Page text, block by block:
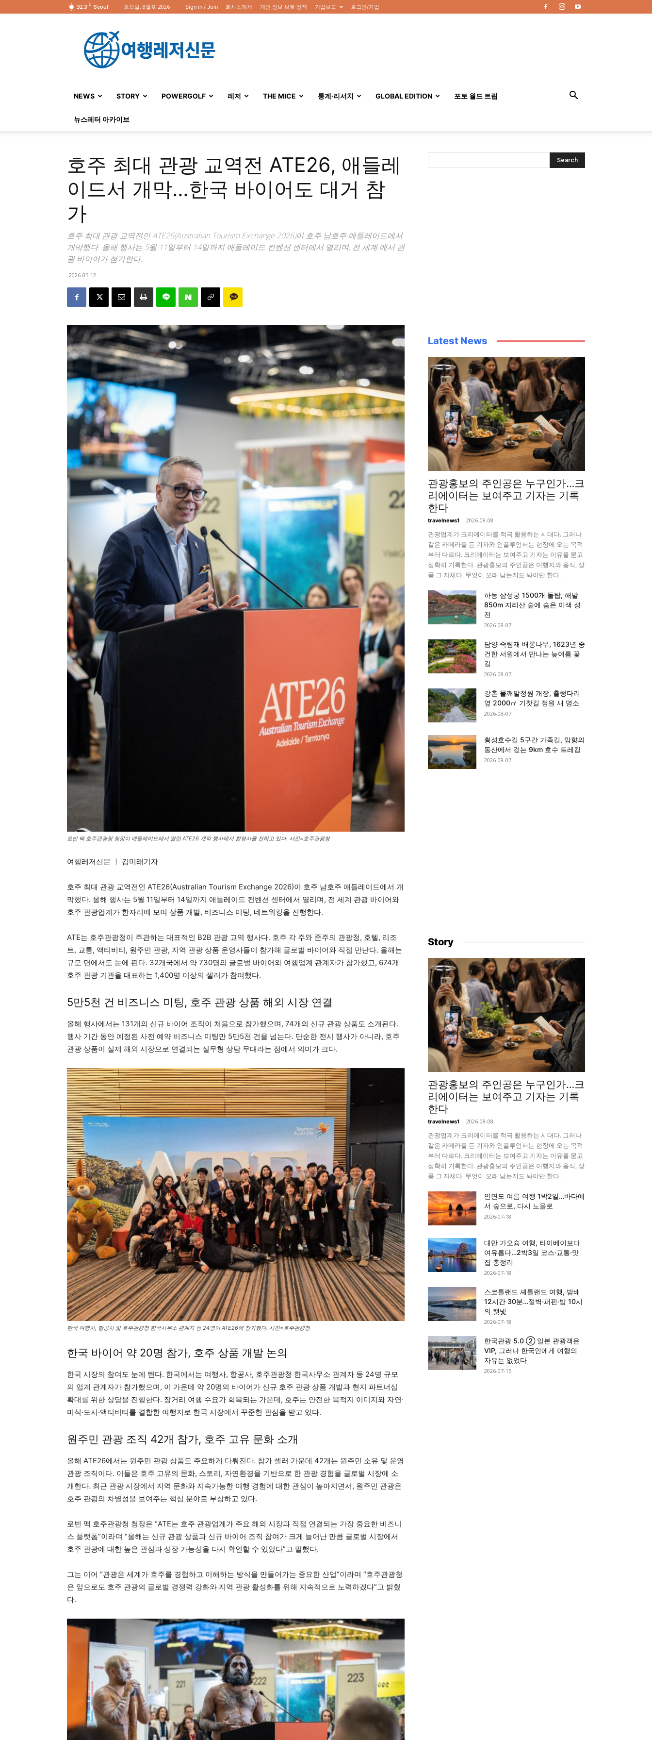
32.3 C Seoul 토요일, 8월 8, 2026 Sign in / Join 회사소개서 개인 정보 보호 정책 기업보도 로그인/가입
행
레
NEWS
STORY POWERGOLF 레저 THE MICE 통계·리서치 GLOBAL EDITION 포토 월드 트립
뉴스레터 아카이브
호주 최대 관광 교역전 ATE26, 애들레
이드서 개막…한국 바이어도 대거 참
가
호주 최대 관광 교역전인 ATE26(Australian Tourism Exchange 2026)이 호주 남호주 애들레이드에서
개막했다. 올해 행사는 5월 11일부터 14일까지 애들레이드 컨벤션 센터에서 열리며, 전 세계 에서 관
광 바이어가 첨가한다.
2026-05-12
로빈 맥 호주관광청 청장이 애들레이드에서 열린 ATE26 개막 행사에서 환영사를 전하고 있다. 사진=호주관광청
여행레저신문 ㅣ 김미래기자
호주 최대 관광 교역전인 ATE26(Australian Tourism Exchange 2026)이 호주 남호주 애들레이드에서 개
막했다. 올해 행사는 5월 11일부터 14일까지 애들레이드 컨벤션 센터에서 열리며, 전 세계 관광 바이어와
호주 관광업계가 한자리에 모여 상품 개발, 비즈니스 미팅, 네트워킹을 진행한다.
ATE는 호주관광청이 주관하는 대표적인 B2B 관광 교역 행사다. 호주 각 주와 준주의 관광청, 호텔, 리조
트, 교통, 액티비티, 원주민 관광, 지역 관광 상품 운영사들이 참가해 글로벌 바이어와 직접 만난다. 올해는
규모 면에서도 눈에 띈다. 32개국에서 약 730명의 글로벌 바이어와 여행업계 관계자가 참가했고, 674개
호주 관광 기관을 대표하는 1,400명 이상의 셀러가 참여했다.
5만5천 건 비즈니스 미팅, 호주 관광 상품 해외 시장 연결
올해 행사에서는 131개의 신규 바이어 조직이 처음으로 참가했으며, 74개의 신규 관광 상품도 소개된다.
행사 기간 동안 예정된 사전 예약 비즈니스 미팅만 5만5천 건을 넘는다. 단순한 전시 행사가 아니라, 호주
관광 상품이 실제 해외 시장으로 연결되는 실무형 상담 무대라는 점에서 의미가 크다.
한국 여행사, 항공사 및 호주관광청 한국사무소 관계자 등 24명이 ATE26에 참가했다. 사진=호주관광청
한국 바이어 약 20명 참가, 호주 상품 개발 논의
한국 시장의 참여도 눈에 띈다. 한국에서는 여행사, 항공사, 호주관광청 한국사무소 관계자 등 24명 규모
의 업계 관계자가 참가했으며, 이 가운데 약 20명의 바이어가 신규 호주 관광 상품 개발과 현지 파트너십
확대를 위한 상담을 진행한다. 장거리 여행 수요가 회복되는 가운데, 호주는 안전한 목적지 이미지와 자연·
미식·도시·액티비티를 결합한 여행지로 한국 시장에서 꾸준한 관심을 받고 있다.
원주민 관광 조직 42개 참가, 호주 고유 문화 소개
올해 ATE26에서는 원주민 관광 상품도 주요하게 다뤄진다. 참가 셀러 가운데 42개는 원주민 소유 및 운영
관광 조직이다. 이들은 호주 고유의 문화, 스토리, 자연환경을 기반으로 한 관광 경험을 글로벌 시장에 소
개한다. 최근 관광 시장에서 지역 문화와 지속가능한 여행 경험에 대한 관심이 높아지면서, 원주민 관광은
호주 관광의 차별성을 보여주는 핵심 분야로 부상하고 있다.
로빈 맥 호주관광청 청장은 “ATE는 호주 관광업계가 주요 해외 시장과 직접 연결되는 가장 중요한 비즈니
스 플랫폼”이라며 “올해는 신규 관광 상품과 신규 바이어 조직 참여가 크게 늘어난 만큼 글로벌 시장에서
호주 관광에 대한 높은 관심과 성장 가능성을 다시 확인할 수 있었다”고 말했다.
그는 이어 “관광은 세계가 호주를 경험하고 이해하는 방식을 만들어가는 중요한 산업”이라며 “호주관광청
은 앞으로도 호주 관광의 글로벌 경쟁력 강화와 지역 관광 활성화를 위해 지속적으로 노력하겠다”고 밝혔
다.
Latest News
관광홍보의 주인공은 누구인가…크
리에이터는 보여주고 기자는 기록
한다
travelnews1 - 2026-08-08
관광업계가 크리에이터를 적극 활용하는 시대다. 그러나
같은 카메라를 든 기자와 인플루언서는 현장에 오는 목적
부터 다르다. 크리에이터는 보여주고 기자는 이유를 묻고
정확히 기록한다. 관광홍보의 주인공은 여행지와 음식, 상
품 그 자체다. 무엇이 오래 남는지도 봐야만 한다.
하동 삼성궁 1500개 돌탑, 해발
850m 지리산 숲에 숨은 이색 성
전
2026-08-07
담양 죽림재 배롱나무, 1623년 중
건한 서원에서 만나는 늦여름 꽃
길
2026-08-07
강촌 물깨말정원 개장, 출렁다리
옆 2000㎡ 기찻길 정원 새 명소
2026-08-07
횡성호수길 5구간 가족길, 망향의
동산에서 걷는 9km 호수 트레킹
2026-08-07
Story
관광홍보의 주인공은 누구인가…크
리에이터는 보여주고 기자는 기록
한다
travelnews1 - 2026-08-08
관광업계가 크리에이터를 적극 활용하는 시대다. 그러나
같은 카메라를 든 기자와 인플루언서는 현장에 오는 목적
부터 다르다. 크리에이터는 보여주고 기자는 이유를 묻고
정확히 기록한다. 관광홍보의 주인공은 여행지와 음식, 상
품 그 자체다. 무엇이 오래 남는지도 봐야만 한다.
안면도 여름 여행 1박2일…바다에
서 숲으로, 다시 노을로
2026-07-18
대만 가오슝 여행, 타이베이보다
여유롭다…2박3일 코스·교통·맛
집 총정리
2026-07-18
스코틀랜드 셰틀랜드 여행, 밤배
12시간 30분…절벽·퍼핀·밤 10시
의 햇빛
2026-07-18
한국관광 5.0 ② 일본 관광객은
VIP, 그러나 한국인에게 여행의
자유는 없었다
2026-07-15